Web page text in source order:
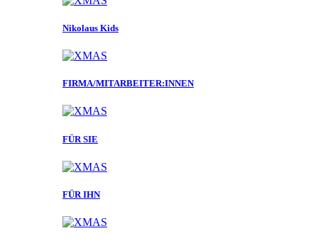
Nikolaus Kids
FIRMA/MITARBEITER:INNEN
FÜR SIE
FÜR IHN